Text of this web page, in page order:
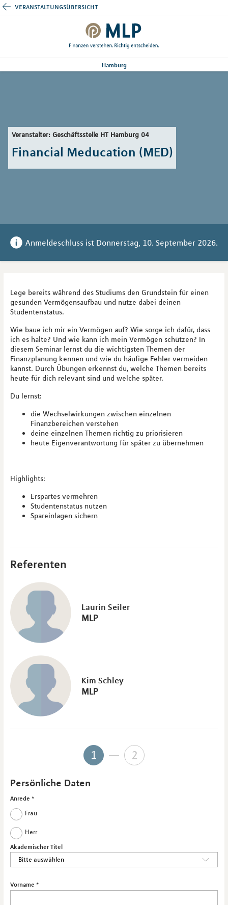
veranstaltungsübersicht
Hamburg
Veranstalter: Geschäftsstelle HT Hamburg 04
Financial Meducation (MED)
Anmeldeschluss ist Donnerstag, 10. September 2026.
Lege bereits während des Studiums den Grundstein für einen
gesunden Vermögensaufbau und nutze dabei deinen
Studentenstatus.
Wie baue ich mir ein Vermögen auf? Wie sorge ich dafür, dass
ich es halte? Und wie kann ich mein Vermögen schützen? In
diesem Seminar lernst du die wichtigsten Themen der
Finanzplanung kennen und wie du häufige Fehler vermeiden
kannst. Durch Übungen erkennst du, welche Themen bereits
heute für dich relevant sind und welche später.
Du lernst:
die Wechselwirkungen zwischen einzelnen
Finanzbereichen verstehen
deine einzelnen Themen richtig zu priorisieren
heute Eigenverantwortung für später zu übernehmen
Highlights:
Erspartes vermehren
Studentenstatus nutzen
Spareinlagen sichern
Referenten
Laurin Seiler
MLP
Kim Schley
MLP
1 2
Persönliche Daten
Anrede
Frau
Herr
Akademischer Titel
Vorname